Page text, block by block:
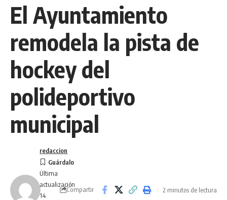
El Ayuntamiento
remodela la pista de
hockey del
polideportivo
municipal
Última
actualización
14
redaccion
Compartir 2 minutos de lectura